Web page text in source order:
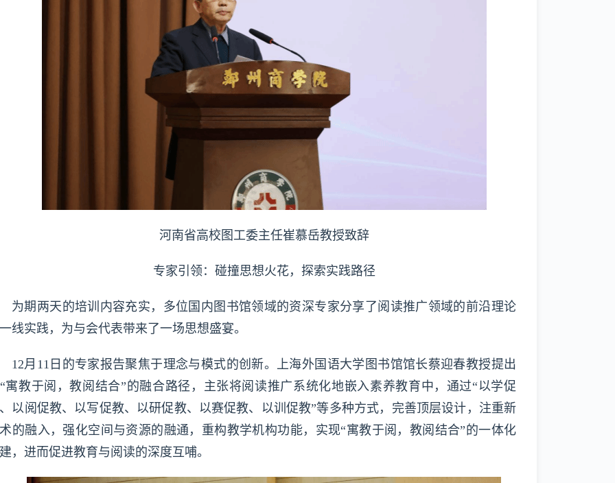
河南省高校图工委主任崔慕岳教授致辞
专家引领：碰撞思想火花，探索实践路径
为期两天的培训内容充实，多位国内图书馆领域的资深专家分享了阅读推广领域的前沿理论
线实践，为与会代表带来了一场思想盛宴。
12月11日的专家报告聚焦于理念与模式的创新。上海外国语大学图书馆馆长蔡迎春教授提出
寓教于阅，教阅结合”的融合路径，主张将阅读推广系统化地嵌入素养教育中，通过“以学促
以阅促教、以写促教、以研促教、以赛促教、以训促教”等多种方式，完善顶层设计，注重新
的融入，强化空间与资源的融通，重构教学机构功能，实现“寓教于阅，教阅结合”的一体化
，进而促进教育与阅读的深度互哺。